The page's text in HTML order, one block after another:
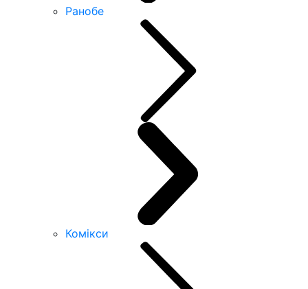
Ранобе
Комікси